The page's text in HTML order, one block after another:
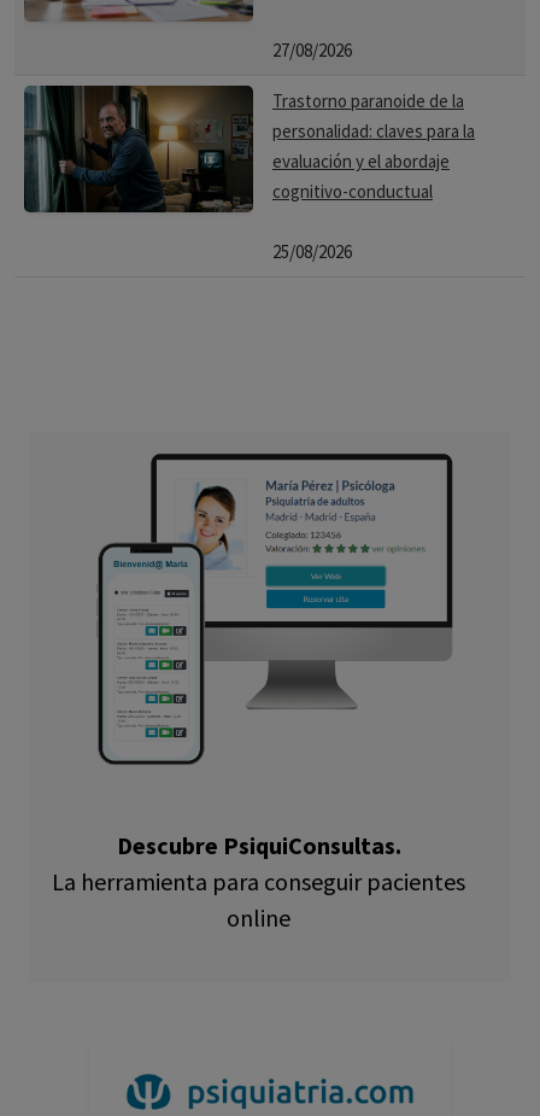
27/08/2026
Trastorno paranoide de la
personalidad: claves para la
evaluación y el abordaje
cognitivo-conductual
25/08/2026
Descubre PsiquiConsultas.
La herramienta para conseguir pacientes
online